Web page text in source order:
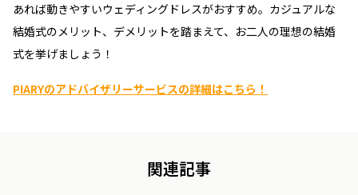
あれば動きやすいウェディングドレスがおすすめ。カジュアルな
結婚式のメリット、デメリットを踏まえて、お二人の理想の結婚
式を挙げましょう！
PIARYのアドバイザリーサービスの詳細はこちら！
関連記事